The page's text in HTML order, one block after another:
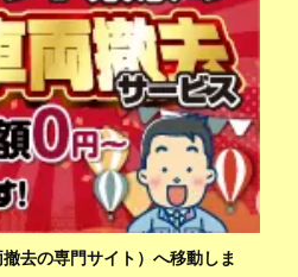
去の専門サイト）へ移動しま